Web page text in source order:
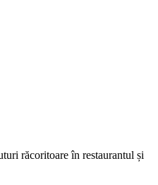
răcoritoare în restaurantul și